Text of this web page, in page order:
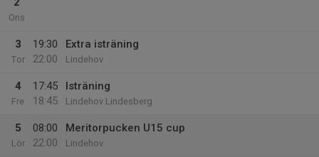
Ons
3
Tor
19:30
22:00
Extra isträning
Lindehov
4
Fre
17:45
18:45
Isträning
Lindehov Lindesberg
5
Lör
08:00
22:00
Meritorpucken U15 cup
Lindehov